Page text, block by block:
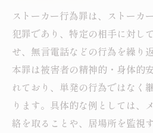
的支援を活用する方法
ストーカー行為罪の詳細
る弁護士ブログのまとめ
ストーカー被害を防ぐた
べき法律知識と安心の基盤
ストーカー行為罪は、ストーカ
犯罪であり、特定の相手に対し
せ、無言電話などの行為を繰り
本罪は被害者の精神的・身体的
れており、単発の行為ではなく
ります。具体的な例としては、
絡を取ることや、居場所を監視